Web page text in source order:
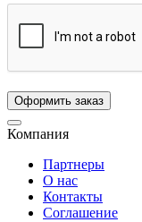
Компания
Партнеры
О нас
Контакты
Соглашение